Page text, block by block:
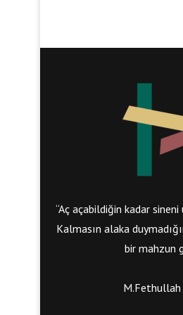
“Aç açabildiğin kadar
Kalmasın alaka
bir mahzun
M.Fethullah